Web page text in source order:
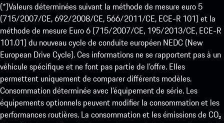
(*)Valeurs déterminées suivant la méthode de mesure euro 5
(715/2007/CE, 692/2008/CE, 566/2011/CE, ECE-R 101) et la
méthode de mesure Euro 6 (715/2007/CE, 195/2013/CE, ECE-R
101.01) du nouveau cycle de conduite européen NEDC (New
European Drive Cycle). Ces informations ne se rapportent pas à un
véhicule spécifique et ne font pas partie de l’offre. Elles
permettent uniquement de comparer différents modèles.
Consommation déterminée avec l’équipement de série. Les
équipements optionnels peuvent modifier la consommation et les
performances routières. La consommation et les émissions de CO₂